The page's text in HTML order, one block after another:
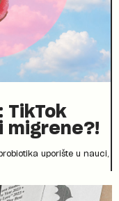
TikTok
migrene?!
uporište u nauci,